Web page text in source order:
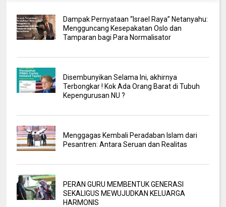
Dampak Pernyataan “Israel Raya” Netanyahu:
Mengguncang Kesepakatan Oslo dan
Tamparan bagi Para Normalisator
Disembunyikan Selama Ini, akhirnya
Terbongkar ! Kok Ada Orang Barat di Tubuh
Kepengurusan NU ?
Menggagas Kembali Peradaban Islam dari
Pesantren: Antara Seruan dan Realitas
PERAN GURU MEMBENTUK GENERASI
SEKALIGUS MEWUJUDKAN KELUARGA
HARMONIS